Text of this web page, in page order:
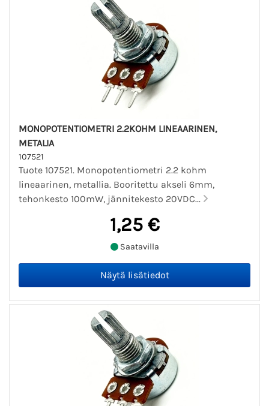
MONOPOTENTIOMETRI 2.2KOHM LINEAARINEN,
METALIA
107521
Tuote 107521. Monopotentiometri 2.2 kohm
lineaarinen, metallia. Booritettu akseli 6mm,
tehonkesto 100mW, jännitekesto 20VDC...
1,25 €
Saatavilla